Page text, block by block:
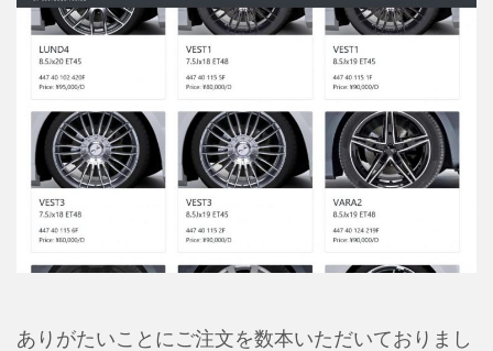
ありがたいことにご注文を数本いただいておりまし